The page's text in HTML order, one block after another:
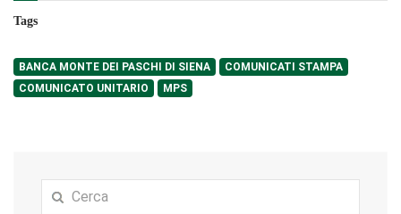
Tags
BANCA MONTE DEI PASCHI DI SIENA
COMUNICATI STAMPA
COMUNICATO UNITARIO
MPS